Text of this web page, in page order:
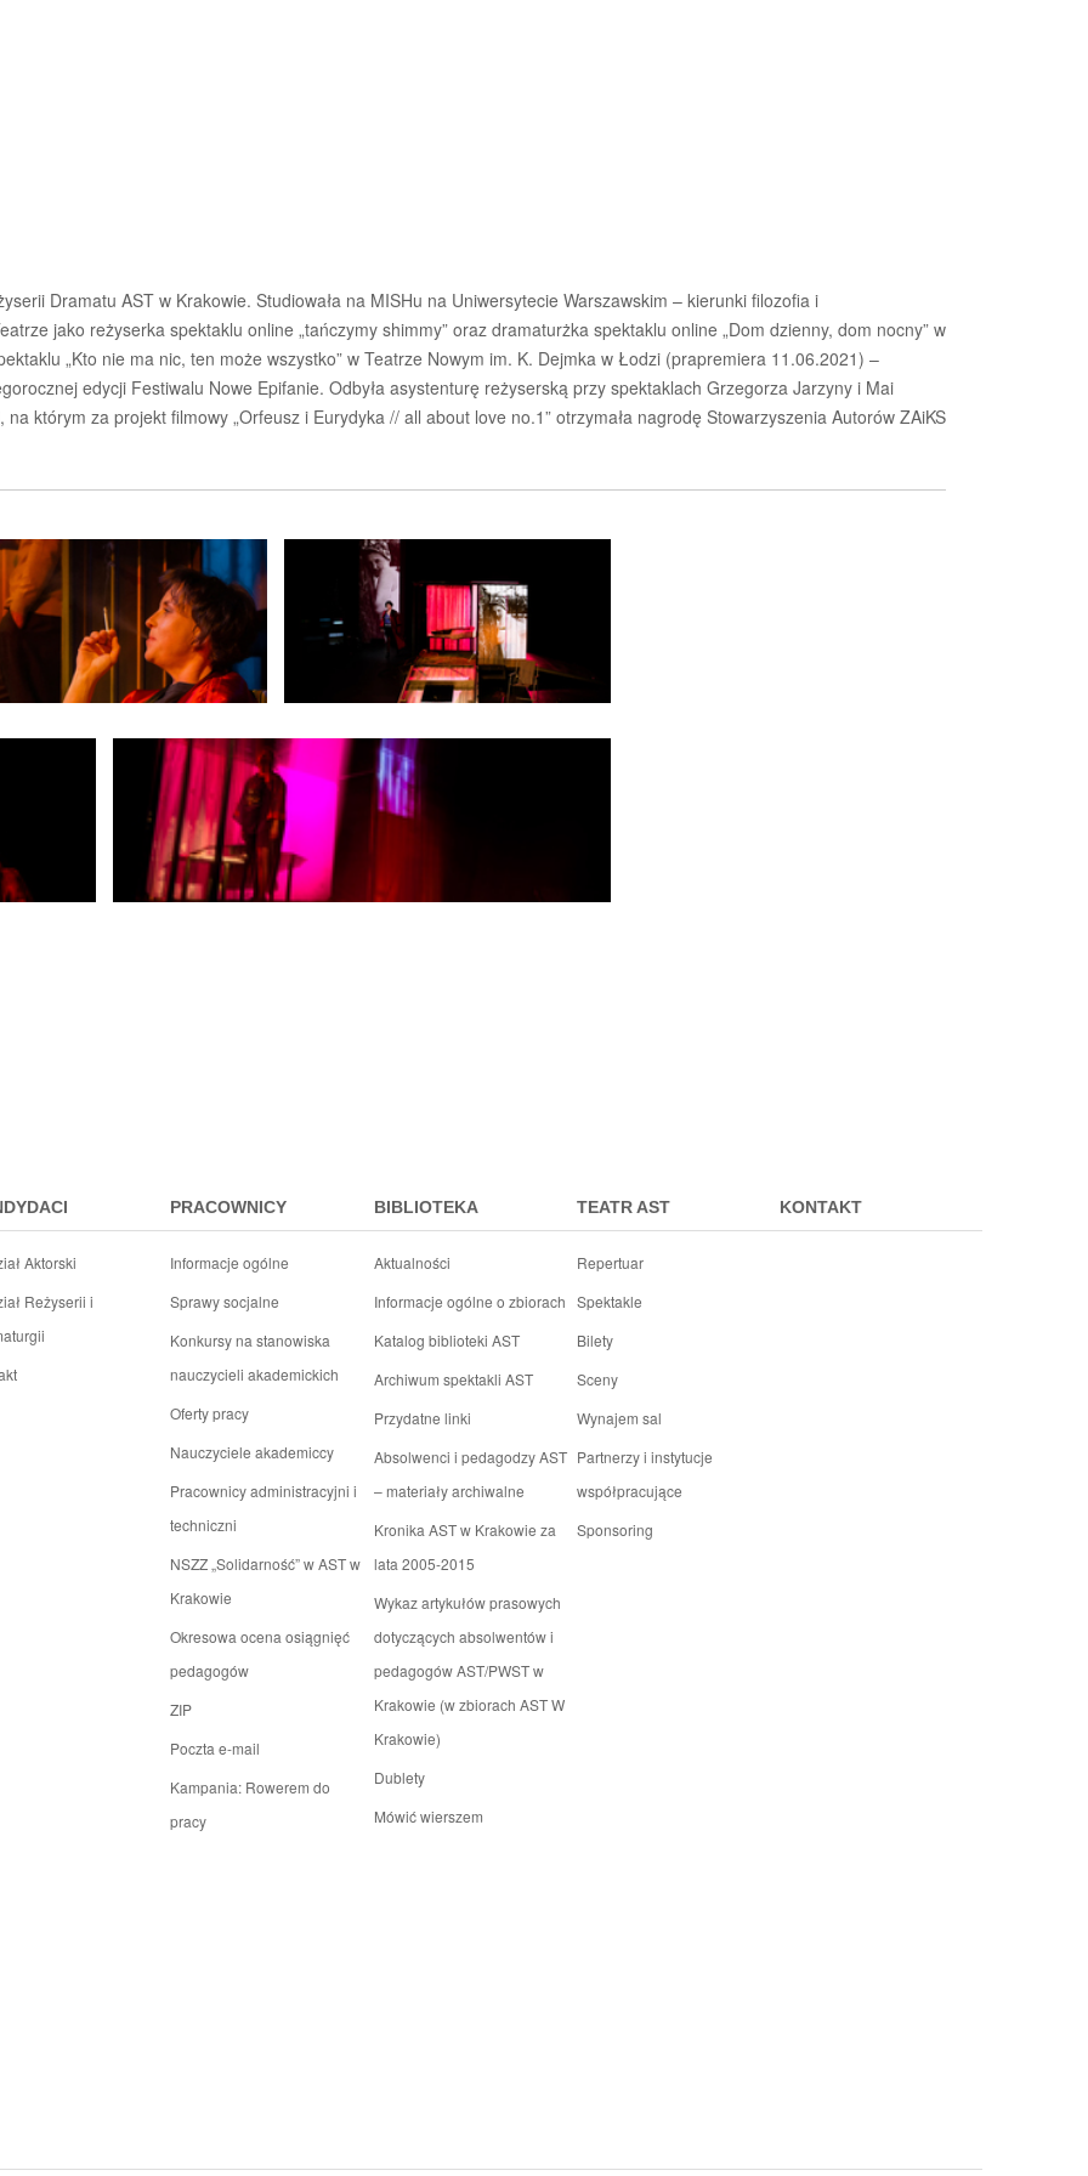
Dramatu AST w Krakowie. Studiowała na MISHu na Uniwersytecie Warszawskim – kierunki filozofia i
jako reżyserka spektaklu online „tańczymy shimmy” oraz dramaturżka spektaklu online „Dom dzienny, dom nocny” w
„Kto nie ma nic, ten może wszystko” w Teatrze Nowym im. K. Dejmka w Łodzi (prapremiera 11.06.2021) –
edycji Festiwalu Nowe Epifanie. Odbyła asystenturę reżyserską przy spektaklach Grzegorza Jarzyny i Mai
którym za projekt filmowy „Orfeusz i Eurydyka // all about love no.1” otrzymała nagrodę Stowarzyszenia Autorów ZAiKS
Aktorski
Reżyserii i
PRACOWNICY
Informacje ogólne
Sprawy socjalne
Konkursy na stanowiska
nauczycieli akademickich
Oferty pracy
Nauczyciele akademiccy
Pracownicy administracyjni i
techniczni
NSZZ „Solidarność” w AST w
Krakowie
Okresowa ocena osiągnięć
pedagogów
ZIP
Poczta e-mail
Kampania: Rowerem do
pracy
BIBLIOTEKA
Aktualności
Informacje ogólne o zbiorach
Katalog biblioteki AST
Archiwum spektakli AST
Przydatne linki
Absolwenci i pedagodzy AST
– materiały archiwalne
Kronika AST w Krakowie za
lata 2005-2015
Wykaz artykułów prasowych
dotyczących absolwentów i
pedagogów AST/PWST w
Krakowie (w zbiorach AST W
Krakowie)
Dublety
Mówić wierszem
TEATR AST
Repertuar
Spektakle
Bilety
Sceny
Wynajem sal
Partnerzy i instytucje
współpracujące
Sponsoring
KONTAKT